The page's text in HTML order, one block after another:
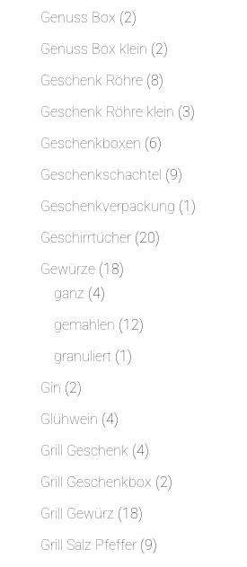
Produkte
Genuss Box 22
Produkte
Genuss Box klein 22
Geschenk Röhre 88
Produkte
Geschenk Röhre klein 33
Geschenkboxen 66
Produkte
Geschenkschachtel 99
Produkte
Geschenkverpackung 1 1
Geschirrtücher 2020
Gewürze 1818
ganz 44
Produkte
gemahlen 1212
granuliert 1 1
Gin 22
Produkte
Glühwein 44
Produkte
Grill Geschenk 44
Produkte
Grill Geschenkbox 22
Grill Gewürz 1818
Produkte
Grill Salz Pfeffer 99